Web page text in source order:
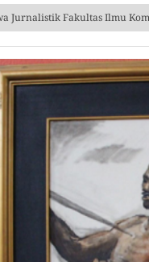
Jurnalistik Fakultas Ilmu